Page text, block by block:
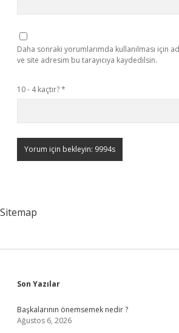
Daha sonraki yorumlarımda kullanılması için
ve site adresim bu tarayıcıya kaydedilsin.
10 - 4 kaçtır?*
Sitemap
Sidebar
Son Yazılar
Başkalarının önemsemek nedir ?
Ağustos 6, 2026